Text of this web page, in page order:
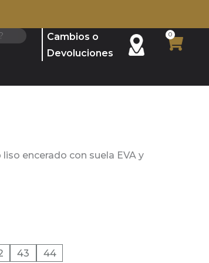
Cambios o
Devoluciones
0
Cart
encerado con suela EVA y
43 44